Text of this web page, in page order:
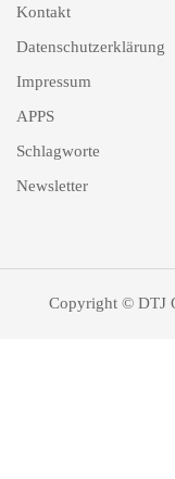
Kontakt
Datenschutzerklärung
Impressum
APPS
Schlagworte
Newsletter
Copyright © DTJ